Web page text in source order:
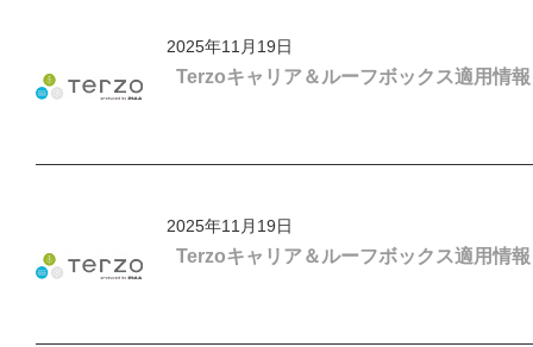
2025年11月19日
Terzoキャリア＆ルーフボックス適用情
2025年11月19日
Terzoキャリア＆ルーフボックス適用情